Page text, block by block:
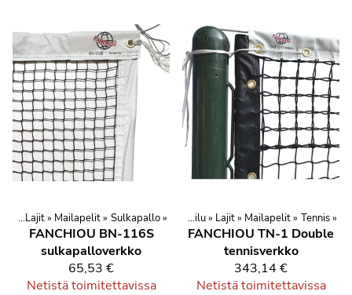
‪» Lajit‪» Mailapelit‪» Sulkapallo‪»
FANCHIOU BN-116S
sulkapalloverkko
65,53 €
Netistä toimitettavissa
Urheilu ja vapaa-aika‪» Urheilu ja kuntoilu‪» Lajit‪» Mailapelit‪» Tennis‪»
FANCHIOU TN-1 Double
tennisverkko
343,14 €
Netistä toimitettavissa